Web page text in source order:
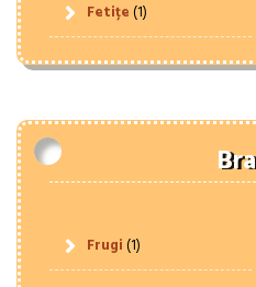
Fetițe(1)
Frugi(1)